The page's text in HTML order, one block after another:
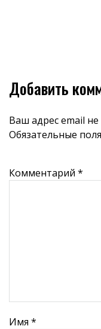
Добавить
Ваш адрес email
Обязательные
Комментарий *
Имя *